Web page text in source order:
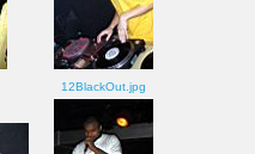
12BlackOut.jpg